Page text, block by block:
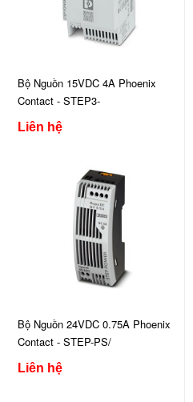
Bộ Nguồn 15VDC 4A Phoenix
Contact - STEP3-
PS/1AC/15DC/4/PT
Liên hệ
Bộ Nguồn 24VDC 0.75A Phoenix
Contact - STEP-PS/
1AC/24DC/0.75/FL
Liên hệ